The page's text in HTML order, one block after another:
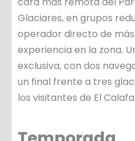
Glaciares, en grupos
operador directo de más
experiencia en la zona.
exclusiva, con dos
un final frente a tres
los visitantes de El